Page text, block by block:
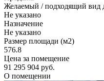
Желаемый / подходящий вид
Не указано
Назначение
Не указано
Размер площади (м2)
576.8
Цена за помещение
91 295 904 руб.
О помещении